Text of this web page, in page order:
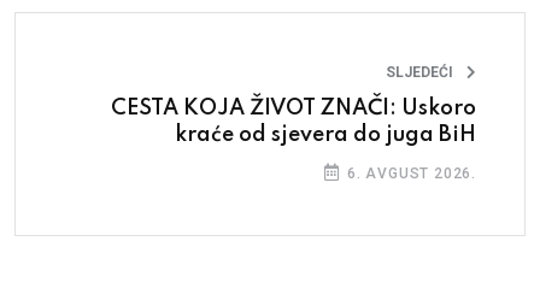
SLJEDEĆI
CESTA KOJA ŽIVOT ZNAČI: Uskoro
kraće od sjevera do juga BiH
6. AVGUST 2026.